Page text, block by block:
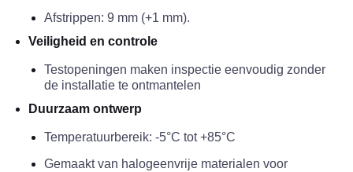
Afstrippen: 9 mm (+1 mm).
Veiligheid en controle
Testopeningen maken inspectie eenvoudig zonder
de installatie te ontmantelen
Duurzaam ontwerp
Temperatuurbereik: -5°C tot +85°C
Gemaakt van halogeenvrije materialen voor